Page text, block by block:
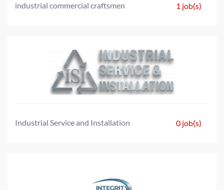
industrial commercial craftsmen 1 job(s)
Industrial Service and Installation 0 job(s)